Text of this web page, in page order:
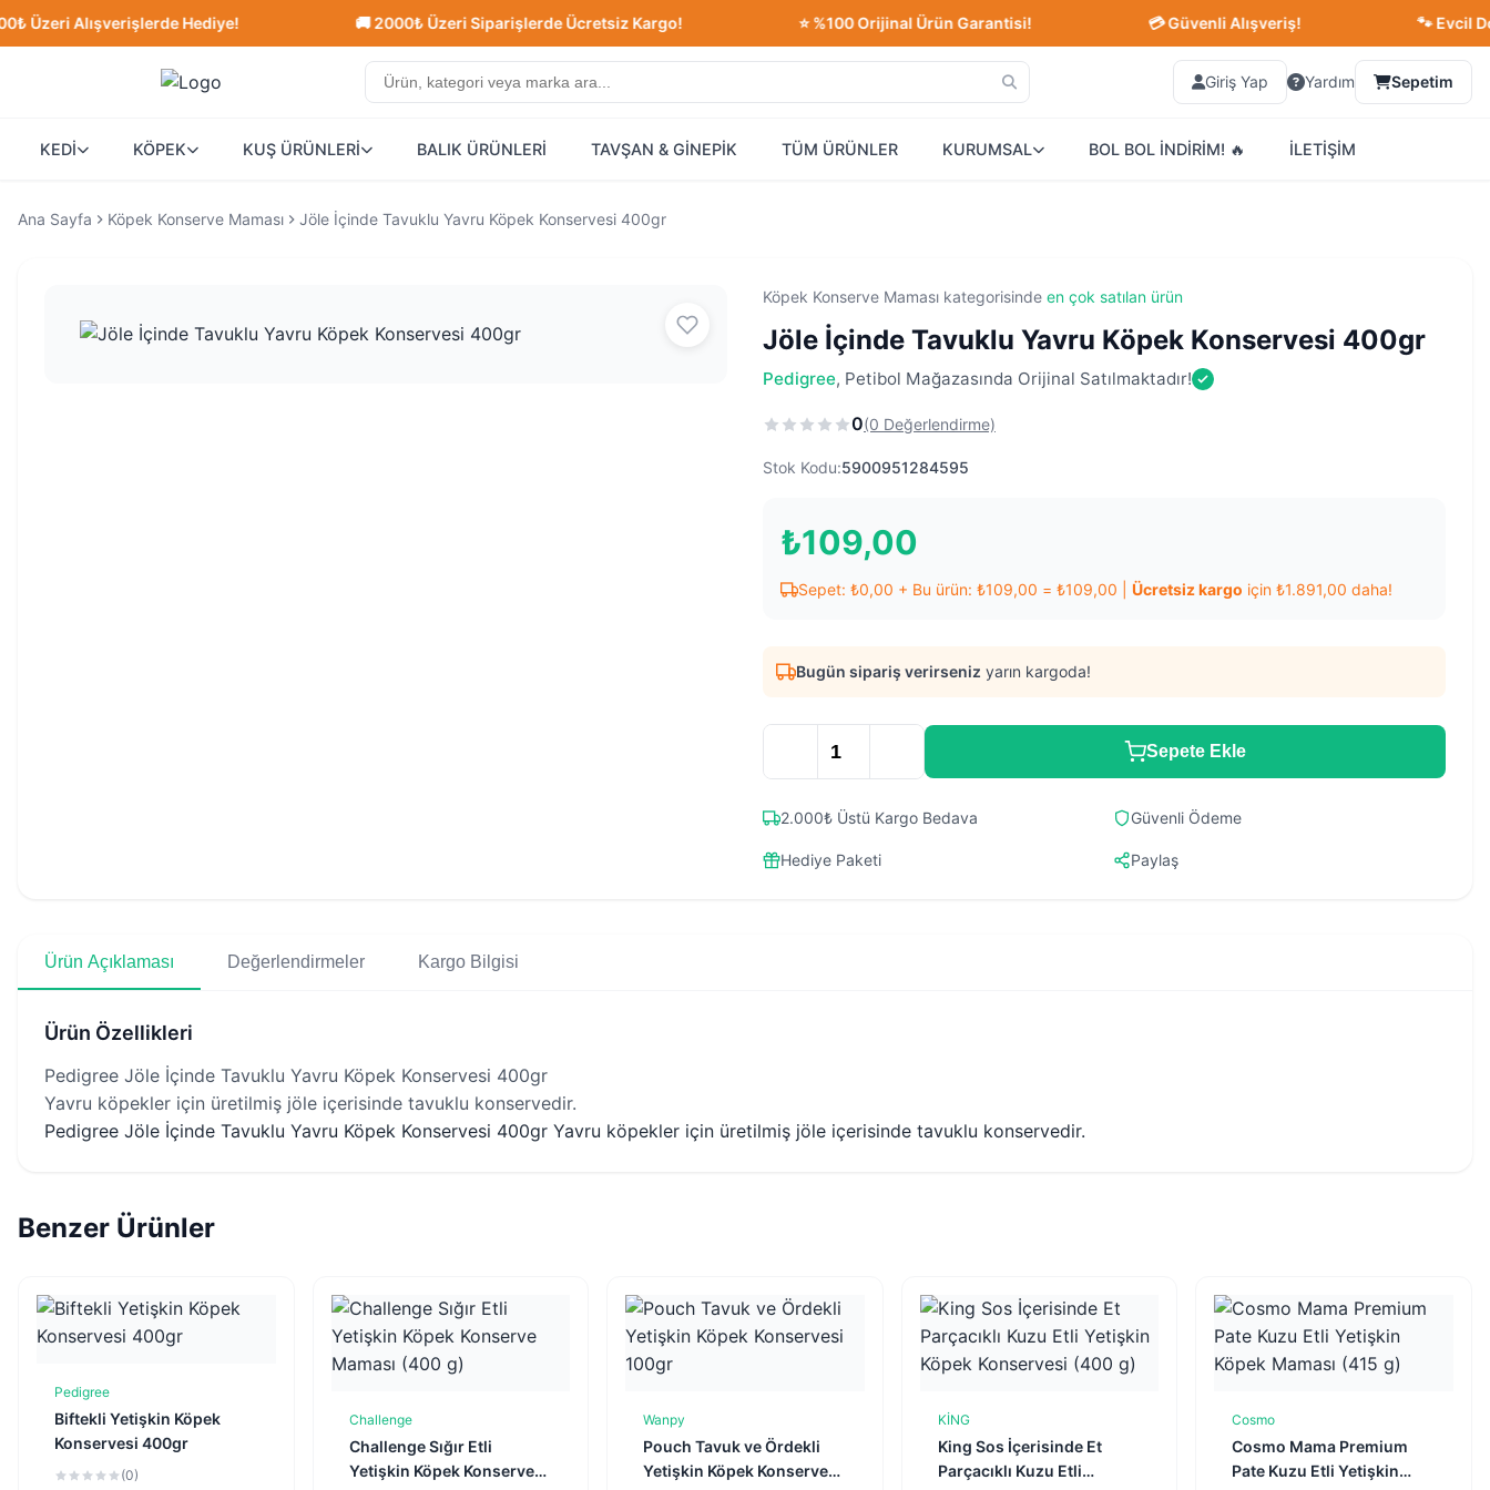
Alışverişlerde Hediye! 🚚 2000₺ Üzeri Siparişlerde Ücretsiz Kargo! ⭐ %100 Orijinal Ürün Garantisi! 💳 Güvenli Alışveriş! 🐾 Evcil
Giriş Yap Yardım Sepetim
KEDİ KÖPEK KUŞ ÜRÜNLERİ BALIK ÜRÜNLERİ TAVŞAN & GİNEPİK TÜM ÜRÜNLER KURUMSAL BOL BOL İNDİRİM! 🔥 İLETİŞİM
Ana Sayfa Köpek Konserve Maması Jöle İçinde Tavuklu Yavru Köpek Konservesi 400gr
Köpek Konserve Maması kategorisinde en çok satılan ürün
Jöle İçinde Tavuklu Yavru Köpek Konservesi 400gr
Pedigree, Petibol Mağazasında Orijinal Satılmaktadır!
0(0 Değerlendirme)
Stok Kodu:5900951284595
₺109,00
Sepet: ₺0,00 + Bu ürün: ₺109,00 = ₺109,00 Ücretsiz kargo için ₺1.891,00 daha!
Bugün sipariş verirseniz yarın kargoda!
Sepete Ekle
2.000₺ Üstü Kargo Bedava Güvenli Ödeme
Hediye Paketi Paylaş
Ürün Açıklaması Değerlendirmeler Kargo Bilgisi
Ürün Özellikleri
Pedigree Jöle İçinde Tavuklu Yavru Köpek Konservesi 400gr
Yavru köpekler için üretilmiş jöle içerisinde tavuklu konservedir.
Pedigree Jöle İçinde Tavuklu Yavru Köpek Konservesi 400gr Yavru köpekler için üretilmiş jöle içerisinde tavuklu konservedir.
Benzer Ürünler
Pedigree
Biftekli Yetişkin Köpek
Konservesi 400gr
(0)
Challenge
Challenge Sığır Etli
Yetişkin Köpek Konserve
Wanpy
Pouch Tavuk ve Ördekli
Yetişkin Köpek Konservesi
KİNG
King Sos İçerisinde Et
Parçacıklı Kuzu Etli
Cosmo
Cosmo Mama Premium
Pate Kuzu Etli Yetişkin